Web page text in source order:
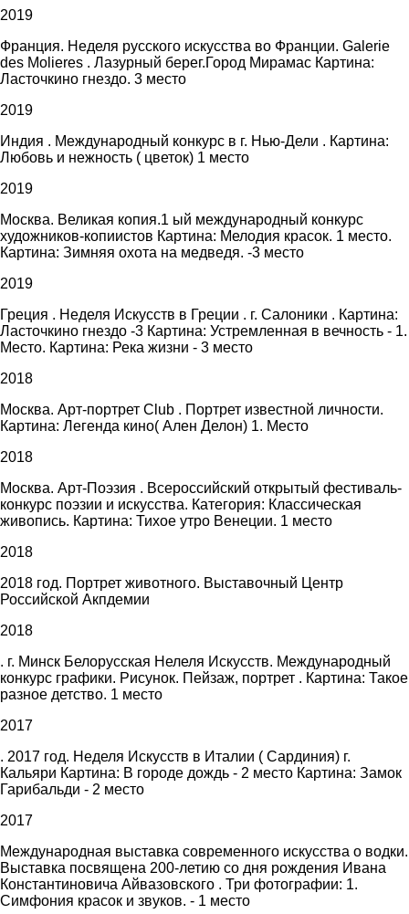
2019
Франция. Неделя русского искусства во Франции. Galerie
des Molieres . Лазурный берег.Город Мирамас Картина:
Ласточкино гнездо. 3 место
2019
Индия . Международный конкурс в г. Нью-Дели . Картина:
Любовь и нежность ( цветок) 1 место
2019
Москва. Великая копия.1 ый международный конкурс
художников-копиистов Картина: Мелодия красок. 1 место.
Картина: Зимняя охота на медведя. -3 место
2019
Греция . Неделя Искусств в Греции . г. Салоники . Картина:
Ласточкино гнездо -3 Картина: Устремленная в вечность - 1.
Место. Картина: Река жизни - 3 место
2018
Москва. Арт-портрет Club . Портрет известной личности.
Картина: Легенда кино( Ален Делон) 1. Место
2018
Москва. Арт-Поэзия . Всероссийский открытый фестиваль-
конкурс поэзии и искусства. Категория: Классическая
живопись. Картина: Тихое утро Венеции. 1 место
2018
2018 год. Портрет животного. Выставочный Центр
Российской Акпдемии
2018
. г. Минск Белорусская Нелеля Искусств. Международный
конкурс графики. Рисунок. Пейзаж, портрет . Картина: Такое
разное детство. 1 место
2017
. 2017 год. Неделя Искусств в Италии ( Сардиния) г.
Кальяри Картина: В городе дождь - 2 место Картина: Замок
Гарибальди - 2 место
2017
Международная выставка современного искусства о водки.
Выставка посвящена 200-летию со дня рождения Ивана
Константиновича Айвазовского . Три фотографии: 1.
Симфония красок и звуков. - 1 место